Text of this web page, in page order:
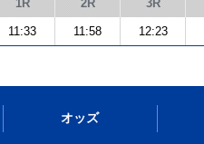
1R 2R 3R
11:33 11:58 12:23
オッズ